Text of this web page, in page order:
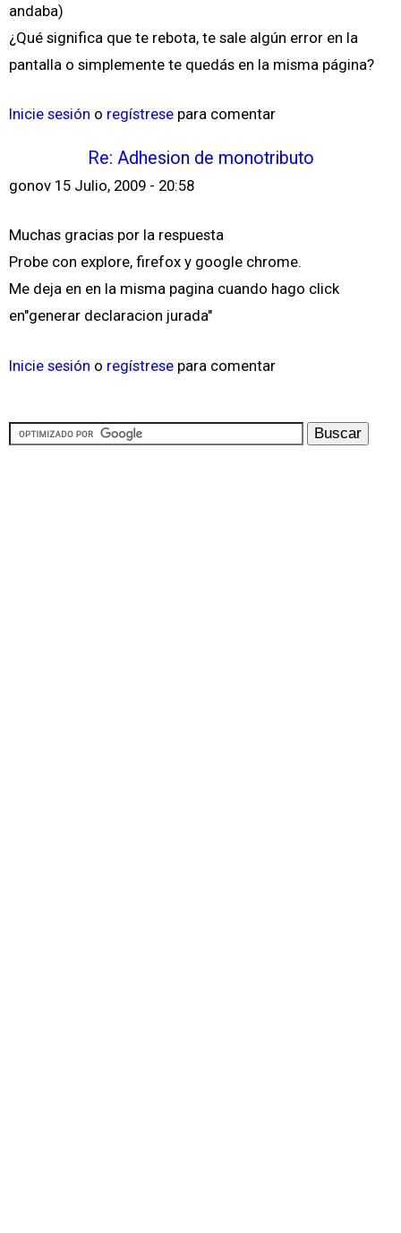
andaba)
¿Qué significa que te rebota, te sale algún error en la
pantalla o simplemente te quedás en la misma página?
Inicie sesión o regístrese para comentar
Re: Adhesion de monotributo
gonov 15 Julio, 2009 - 20:58
Muchas gracias por la respuesta
Probe con explore, firefox y google chrome.
Me deja en en la misma pagina cuando hago click
en"generar declaracion jurada"
Inicie sesión o regístrese para comentar